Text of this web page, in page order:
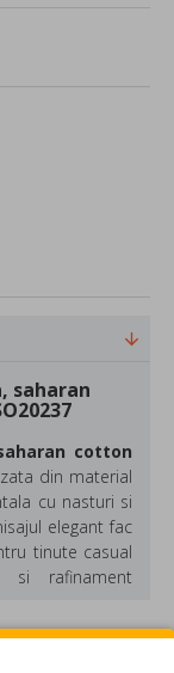
saharan
cotton
din material
cu nasturi si
elegant fac
tinute casual
si rafinament
/ NYLON